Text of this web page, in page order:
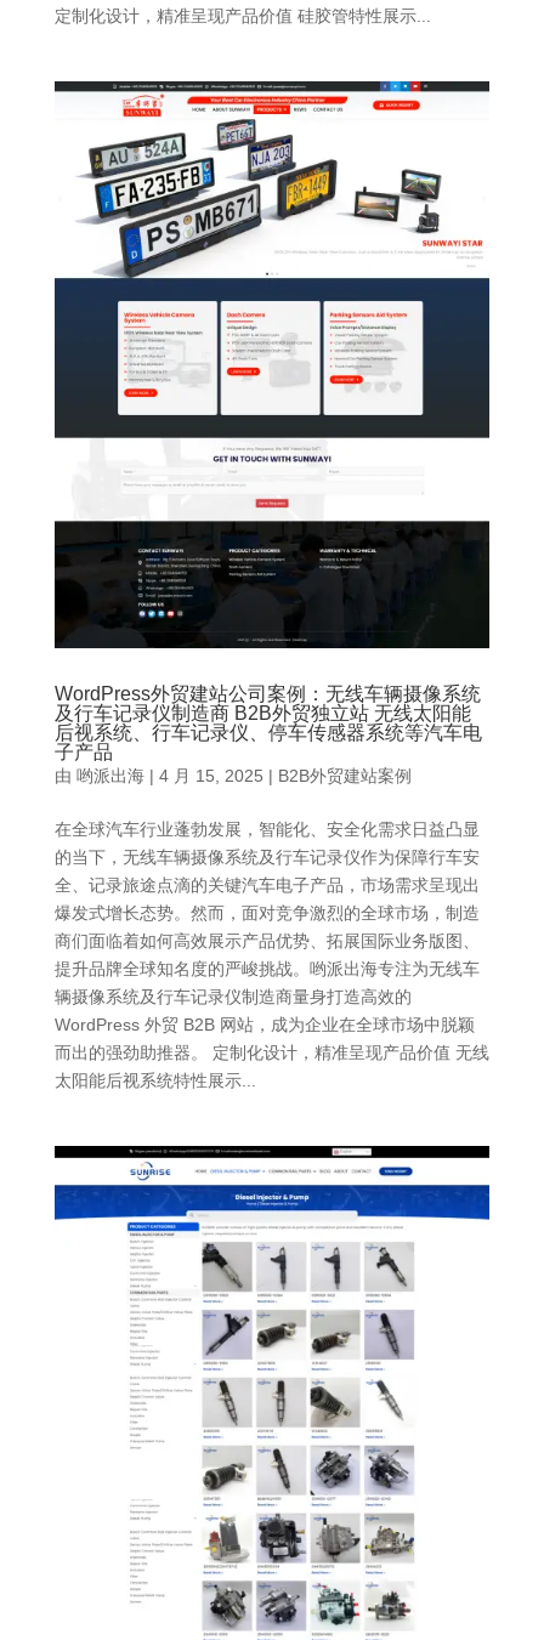
定制化设计，精准呈现产品价值 硅胶管特性展示...
WordPress外贸建站公司案例：无线车辆摄像系统
及行车记录仪制造商 B2B外贸独立站 无线太阳能
后视系统、行车记录仪、停车传感器系统等汽车电
子产品
由 哟派出海| 4 月 15, 2025 | B2B外贸建站案例
在全球汽车行业蓬勃发展，智能化、安全化需求日益凸显
的当下，无线车辆摄像系统及行车记录仪作为保障行车安
全、记录旅途点滴的关键汽车电子产品，市场需求呈现出
爆发式增长态势。然而，面对竞争激烈的全球市场，制造
商们面临着如何高效展示产品优势、拓展国际业务版图、
提升品牌全球知名度的严峻挑战。哟派出海专注为无线车
辆摄像系统及行车记录仪制造商量身打造高效的
WordPress 外贸 B2B 网站，成为企业在全球市场中脱颖
而出的强劲助推器。 定制化设计，精准呈现产品价值 无线
太阳能后视系统特性展示...